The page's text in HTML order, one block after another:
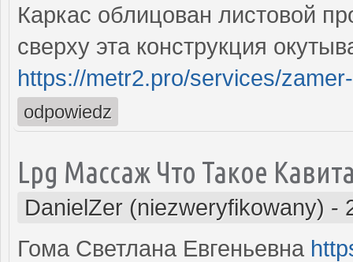
Каркас облицован листовой
сверху эта конструкция
https://metr2.pro/services/
odpowiedz
Lpg Массаж Что Такое
DanielZer (niezweryfikowany) -
Гома Светлана Евгеньевна